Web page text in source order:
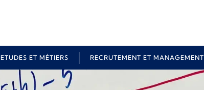
ETUDES ET MÉTIERS RECRUTEMENT ET MANAGEMENT